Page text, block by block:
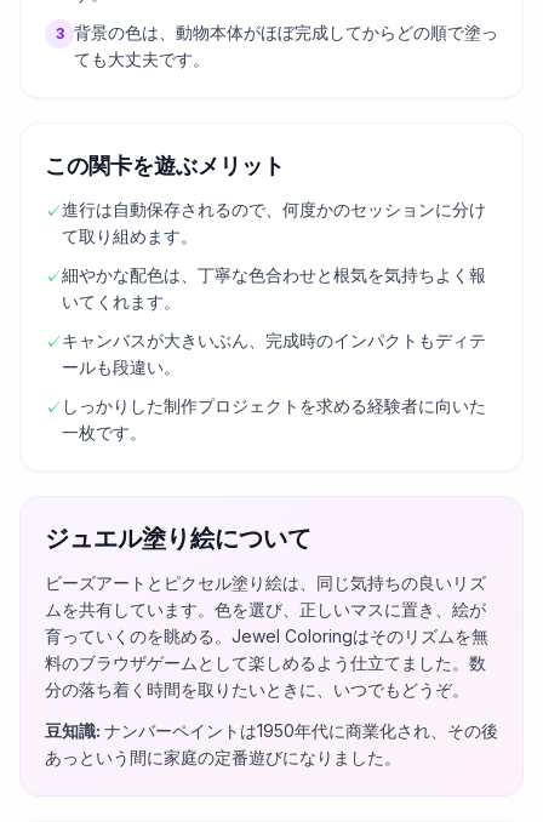
3 背景の色は、動物本体がほぼ完成してからどの順で塗っ
ても大丈夫です。
この関卡を遊ぶメリット
✓進行は自動保存されるので、何度かのセッションに分け
て取り組めます。
✓細やかな配色は、丁寧な色合わせと根気を気持ちよく報
いてくれます。
✓キャンバスが大きいぶん、完成時のインパクトもディテ
ールも段違い。
✓ しっかりした制作プロジェクトを求める経験者に向いた
一枚です。
ジュエル塗り絵について
ビーズアートとピクセル塗り絵は、同じ気持ちの良いリズ
ムを共有しています。色を選び、正しいマスに置き、絵が
育っていくのを眺める。Jewel Coloringはそのリズムを無
料のブラウザゲームとして楽しめるよう仕立てました。数
分の落ち着く時間を取りたいときに、いつでもどうぞ。
豆知識: ナンバーペイントは1950年代に商業化され、その後
あっという間に家庭の定番遊びになりました。